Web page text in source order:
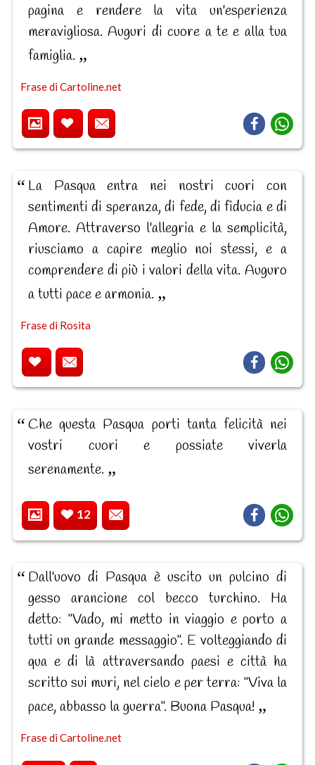
pagina e rendere la vita un'esperienza
meravigliosa. Auguri di cuore a te e alla tua
famiglia.
Frase di Cartoline.net
La Pasqua entra nei nostri cuori con
sentimenti di speranza, di fede, di fiducia e di
Amore. Attraverso l'allegria e la semplicità,
riusciamo a capire meglio noi stessi, e a
comprendere di più i valori della vita. Auguro
a tutti pace e armonia.
Frase di Rosita
Che questa Pasqua porti tanta felicità nei
vostri cuori e possiate viverla
serenamente.
12
Dall'uovo di Pasqua è uscito un pulcino di
gesso arancione col becco turchino. Ha
detto: "Vado, mi metto in viaggio e porto a
tutti un grande messaggio". E volteggiando di
qua e di là attraversando paesi e città ha
scritto sui muri, nel cielo e per terra: "Viva la
pace, abbasso la guerra". Buona Pasqua!
Frase di Cartoline.net